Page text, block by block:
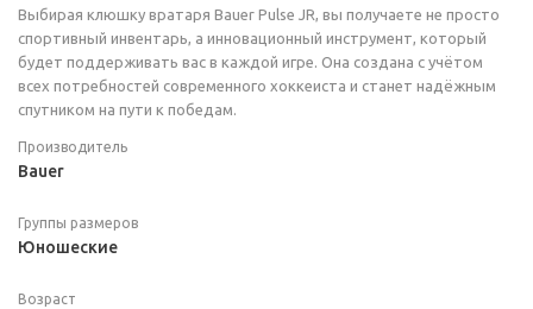
Выбирая клюшку вратаря Bauer Pulse JR, вы получаете не просто
спортивный инвентарь, а инновационный инструмент, который
будет поддерживать вас в каждой игре. Она создана с учётом
всех потребностей современного хоккеиста и станет надёжным
спутником на пути к победам.
Производитель
Bauer
Группы размеров
Юношеские
Возраст